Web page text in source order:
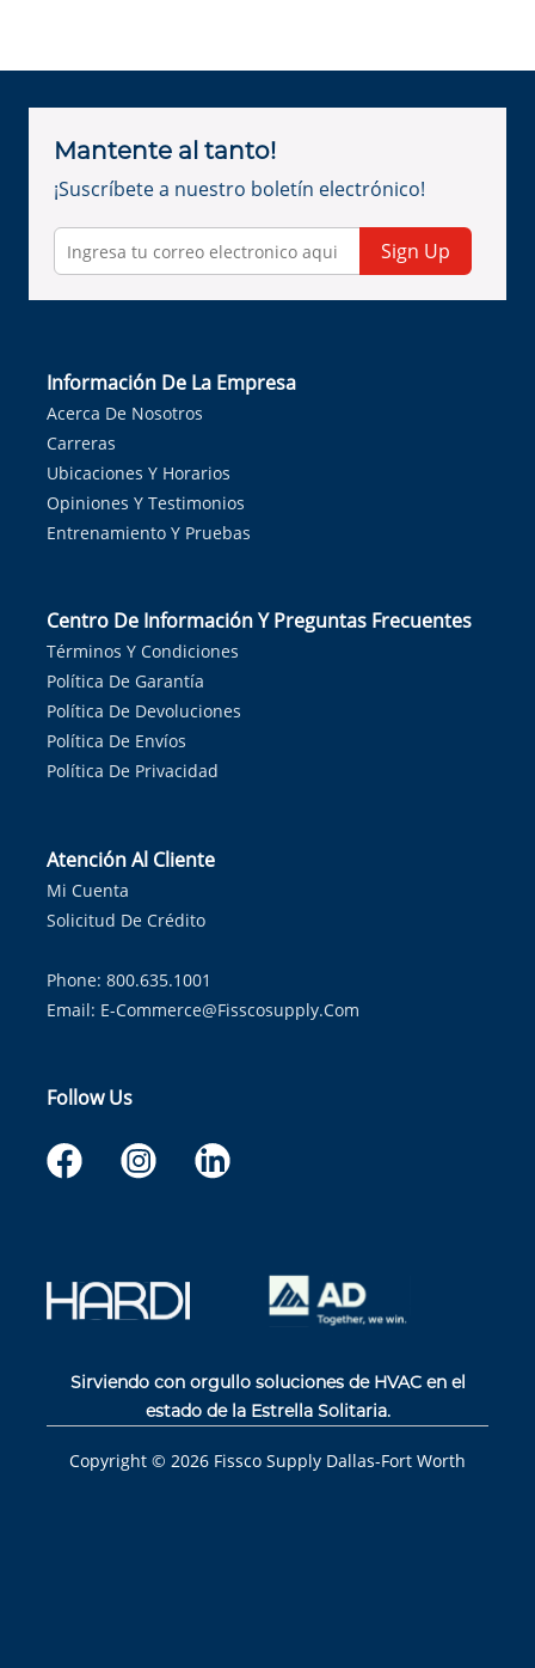
Mantente al tanto!
¡Suscríbete a nuestro boletín electrónico!
Sign Up
Información De La Empresa
Acerca De Nosotros
Carreras
Ubicaciones Y Horarios
Opiniones Y Testimonios
Entrenamiento Y Pruebas
Centro De Información Y Preguntas Frecuentes
Términos Y Condiciones
Política De Garantía
Política De Devoluciones
Política De Envíos
Política De Privacidad
Atención Al Cliente
Mi Cuenta
Solicitud De Crédito
Phone: 800.635.1001
Email: E-Commerce@fisscosupply.com
Follow Us
Sirviendo con orgullo soluciones de HVAC en el
estado de la Estrella Solitaria.
Copyright © 2026 Fissco Supply Dallas-Fort Worth